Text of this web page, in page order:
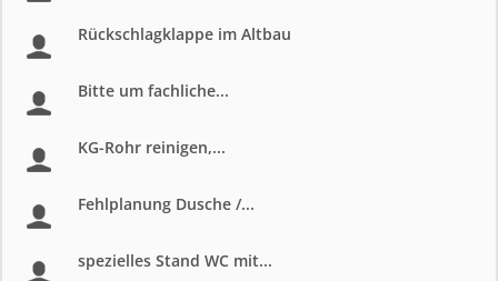
Rückschlagklappe im Altbau
Bitte um fachliche...
KG-Rohr reinigen,...
Fehlplanung Dusche /...
spezielles Stand WC mit...